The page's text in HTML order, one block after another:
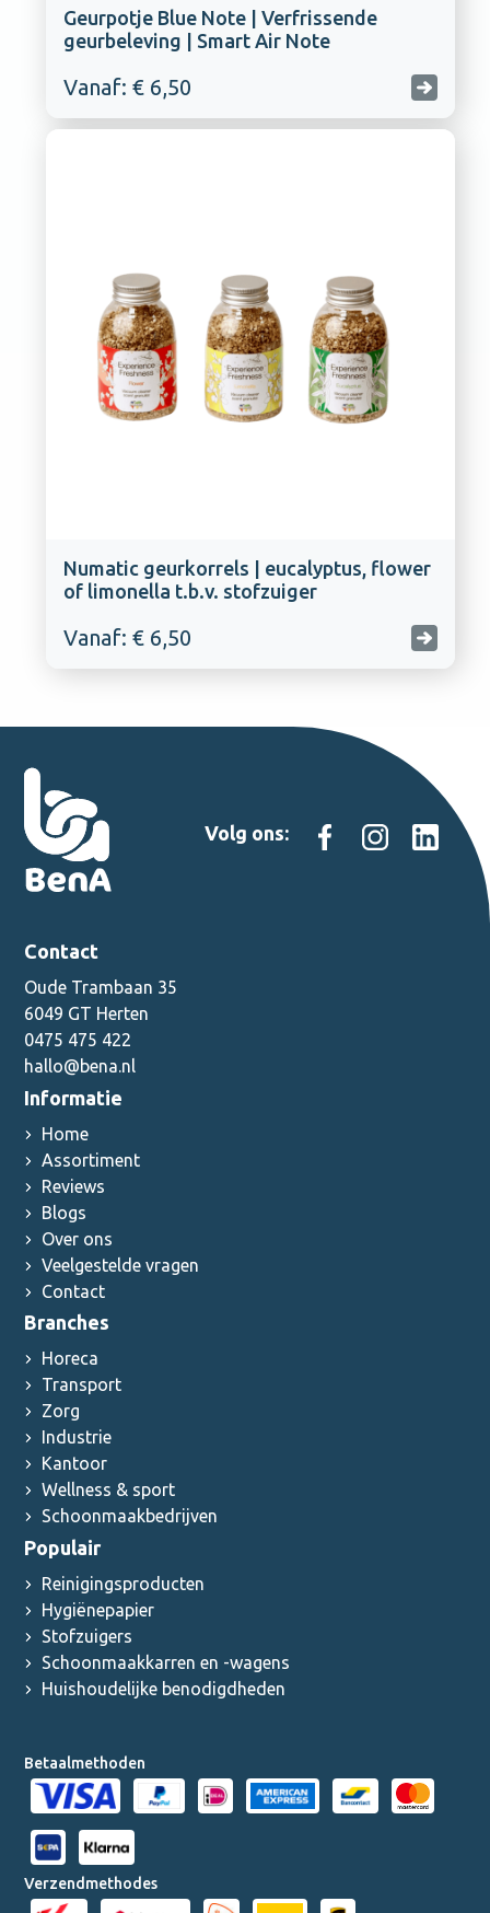
Geurpotje Blue Note | Verfrissende
geurbeleving | Smart Air Note
Vanaf: € 6,50
Numatic geurkorrels | eucalyptus, flower
of limonella t.b.v. stofzuiger
Vanaf: € 6,50
Volg ons:
Contact
Oude Trambaan 35
6049 GT Herten
0475 475 422
hallo@bena.nl
Informatie
Home
Assortiment
Reviews
Blogs
Over ons
Veelgestelde vragen
Contact
Branches
Horeca
Transport
Zorg
Industrie
Kantoor
Wellness & sport
Schoonmaakbedrijven
Populair
Reinigingsproducten
Hygiënepapier
Stofzuigers
Schoonmaakkarren en -wagens
Huishoudelijke benodigdheden
Betaalmethoden
Verzendmethodes